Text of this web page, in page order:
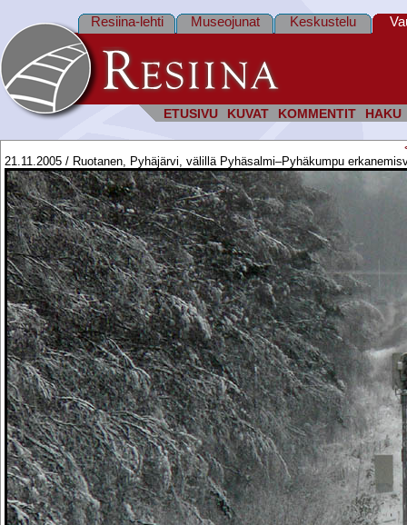
ETUSIVU KUVAT KOMMENTIT HAKU
Resiina-lehti Museojunat Keskustelu
21.11.2005 / Ruotanen, Pyhäjärvi, välillä Pyhäsalmi–Pyhäkumpu